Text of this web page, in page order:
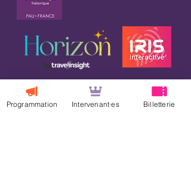
Programmation Intervenant·es Billetterie